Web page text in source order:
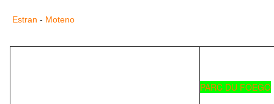
Estran - Moteno
PARC DU FOEGO